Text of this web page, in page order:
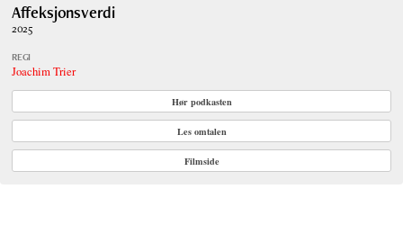
Affeksjonsverdi
2025
REGI
Joachim Trier
Hør podkasten
Les omtalen
Filmside